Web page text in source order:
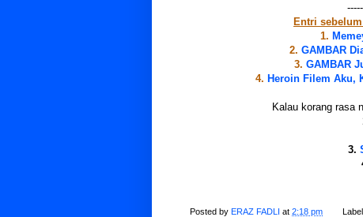
Entri
1.
2. GAMBAR
3. GAMBAR
4. Heroin Filem Aku,
Kalau korang rasa
3.
Posted by ERAZ FADLI at 2:18 pm